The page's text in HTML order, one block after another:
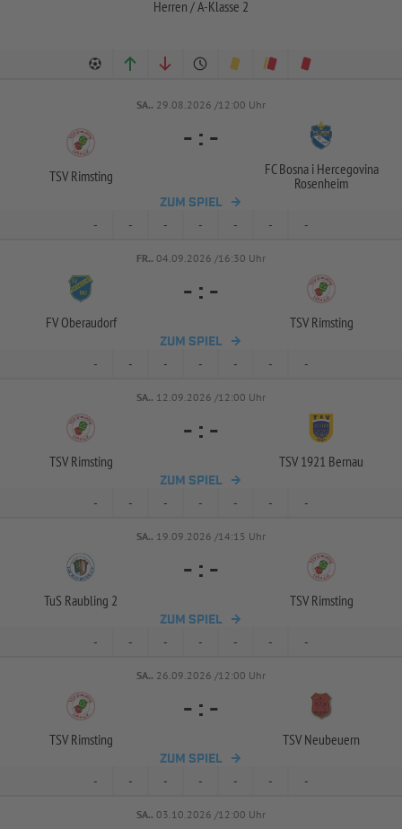
Herren / A-Klasse 2
SA.. 29.08.2026 /12:00 Uhr
TSV Rimsting
- : -
FC Bosna i Hercegovina
Rosenheim
ZUM SPIEL
- - - - - - -
FR.. 04.09.2026 /16:30 Uhr
FV Oberaudorf
- : -
TSV Rimsting
ZUM SPIEL
- - - - - - -
SA.. 12.09.2026 /12:00 Uhr
TSV Rimsting
- : -
TSV 1921 Bernau
ZUM SPIEL
- - - - - - -
SA.. 19.09.2026 /14:15 Uhr
TuS Raubling 2
- : -
TSV Rimsting
ZUM SPIEL
- - - - - - -
SA.. 26.09.2026 /12:00 Uhr
TSV Rimsting
- : -
TSV Neubeuern
ZUM SPIEL
- - - - - - -
SA.. 03.10.2026 /12:00 Uhr